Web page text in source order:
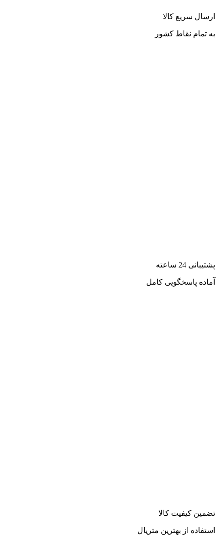
ارسال سریع کالا
به تمام نقاط کشور
پشتیبانی 24 ساعته
آماده پاسخگویی کامل
تضمین کیفیت کالا
استفاده از بهترین متریال